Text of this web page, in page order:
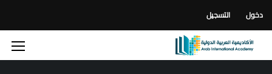
دخول التسجيل